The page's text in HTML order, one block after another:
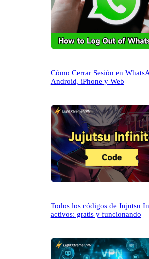
Cómo Cerrar Sesión en
Android, iPhone y Web
Todos los códigos de Jujutsu
activos: gratis y funcionando